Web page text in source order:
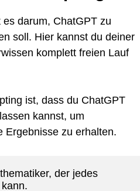
darum, ChatGPT zu
soll. Hier kannst du deiner
komplett freien Lauf
ist, dass du ChatGPT
kannst, um
Ergebnisse zu erhalten.
der jedes